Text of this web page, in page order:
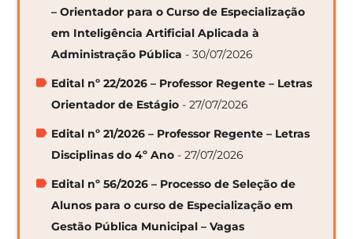
– Orientador para o Curso de Especialização
em Inteligência Artificial Aplicada à
Administração Pública - 30/07/2026
Edital nº 22/2026 – Professor Regente – Letras
Orientador de Estágio - 27/07/2026
Edital nº 21/2026 – Professor Regente – Letras
Disciplinas do 4º Ano - 27/07/2026
Edital nº 56/2026 – Processo de Seleção de
Alunos para o curso de Especialização em
Gestão Pública Municipal – Vagas